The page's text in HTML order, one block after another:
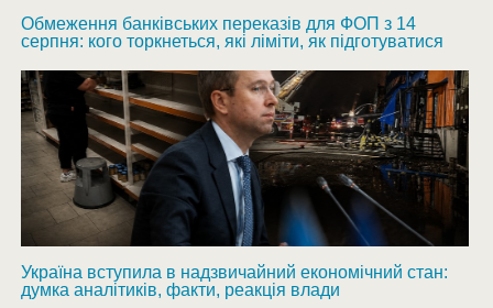
Обмеження банківських переказів для ФОП з 14
серпня: кого торкнеться, які ліміти, як підготуватися
Україна вступила в надзвичайний економічний стан:
думка аналітиків, факти, реакція влади